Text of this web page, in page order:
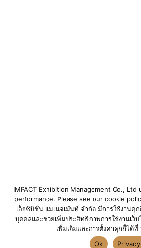
IMPACT Exhibition Management Co.,
performance. Please see our cookie
เอ็กซิบิชั่น แมเนจเม้นท์ จำกัด มีการใช้งานคุ
บุคคลและช่วยเพิ่มประสิทธิภาพการใช้งานเว็
เพิ่มเติมและการตั้งค่าคุกกี้ได้
Ok